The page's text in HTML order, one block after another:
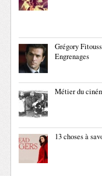
Grégory
Engrenages
Métier du
13 choses à